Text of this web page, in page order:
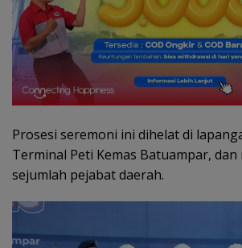
Prosesi seremoni ini dihelat di
Terminal Peti Kemas Batuampar,
sejumlah pejabat daerah.